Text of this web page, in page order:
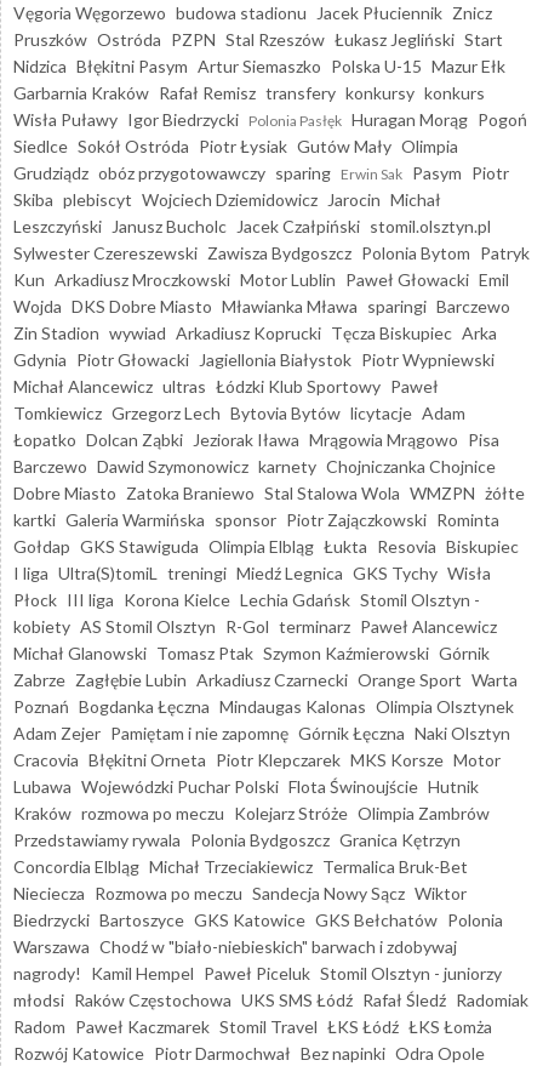
Vęgoria Węgorzewo budowa stadionu Jacek Płuciennik Znicz
Pruszków Ostróda PZPN Stal Rzeszów Łukasz Jegliński Start
Nidzica Błękitni Pasym Artur Siemaszko Polska U-15 Mazur Ełk
Garbarnia Kraków Rafał Remisz transfery konkursy konkurs
Wisła Puławy Igor Biedrzycki Polonia Pasłęk Huragan Morąg Pogoń
Siedlce Sokół Ostróda Piotr Łysiak Gutów Mały Olimpia
Grudziądz obóz przygotowawczy sparing Erwin Sak Pasym Piotr
Skiba plebiscyt Wojciech Dziemidowicz Jarocin Michał
Leszczyński
Janusz Bucholc Jacek Czałpiński stomil.olsztyn.pl
Sylwester Czereszewski Zawisza Bydgoszcz Polonia Bytom Patryk
Kun Arkadiusz Mroczkowski Motor Lublin Paweł Głowacki Emil
Wojda DKS Dobre Miasto Mławianka Mława sparingi Barczewo
Zin Stadion wywiad Arkadiusz Koprucki Tęcza Biskupiec Arka
Gdynia Piotr Głowacki Jagiellonia Białystok Piotr Wypniewski
Michał Alancewicz ultras Łódzki Klub Sportowy Paweł
Tomkiewicz Grzegorz Lech Bytovia Bytów licytacje Adam
Łopatko Dolcan Ząbki Jeziorak Iława Mrągowia Mrągowo Pisa
Barczewo Dawid Szymonowicz karnety Chojniczanka Chojnice
Dobre Miasto Zatoka Braniewo Stal Stalowa Wola WMZPN żółte
kartki Galeria Warmińska sponsor Piotr Zajączkowski Rominta
Gołdap GKS Stawiguda Olimpia Elbląg Łukta Resovia Biskupiec
I liga Ultra(S)tomiL treningi Miedź Legnica GKS Tychy Wisła
Płock III liga Korona Kielce Lechia Gdańsk Stomil Olsztyn -
kobiety AS Stomil Olsztyn R-Gol terminarz Paweł Alancewicz
Michał Glanowski Tomasz Ptak Szymon Kaźmierowski Górnik
Zabrze Zagłębie Lubin Arkadiusz Czarnecki Orange Sport Warta
Poznań Bogdanka Łęczna Mindaugas Kalonas Olimpia Olsztynek
Adam Zejer Pamiętam i nie zapomnę Górnik Łęczna Naki Olsztyn
Cracovia Błękitni Orneta Piotr Klepczarek MKS Korsze Motor
Lubawa Wojewódzki Puchar Polski Flota Świnoujście Hutnik
Kraków rozmowa po meczu Kolejarz Stróże Olimpia Zambrów
Przedstawiamy rywala Polonia Bydgoszcz Granica Kętrzyn
Concordia Elbląg Michał Trzeciakiewicz Termalica Bruk-Bet
Nieciecza Rozmowa po meczu Sandecja Nowy Sącz Wiktor
Biedrzycki Bartoszyce GKS Katowice GKS Bełchatów Polonia
Warszawa Chodź w "biało-niebieskich" barwach i zdobywaj
nagrody!
Kamil Hempel Paweł Piceluk Stomil Olsztyn - juniorzy
młodsi Raków Częstochowa UKS SMS Łódź Rafał Śledź Radomiak
Radom Paweł Kaczmarek Stomil Travel ŁKS Łódź ŁKS Łomża
Rozwój Katowice Piotr Darmochwał Bez napinki Odra Opole